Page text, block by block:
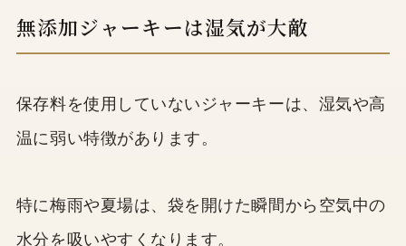
無添加ジャーキーは湿気が大敵
保存料を使用していないジャーキーは、湿気や高
温に弱い特徴があります。
特に梅雨や夏場は、袋を開けた瞬間から空気中の
水分を吸いやすくなります。